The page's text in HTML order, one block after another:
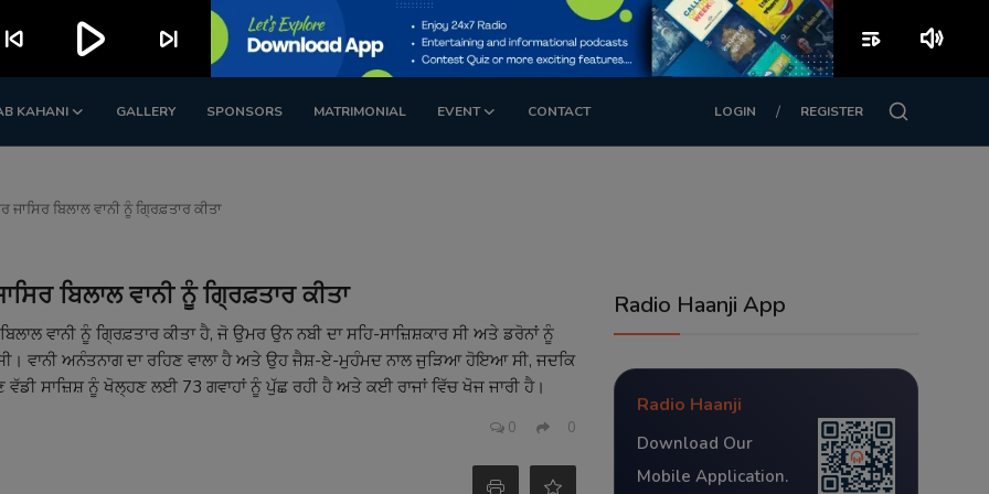
KAHANI GALLERY SPONSORS MATRIMONIAL EVENT CONTACT LOGIN / REGISTER
ਬਿਲਾਲ ਵਾਨੀ ਨੂੰ ਗ੍ਰਿਫ਼ਤਾਰ ਕੀਤਾ
ਬਿਲਾਲ ਵਾਨੀ ਨੂੰ ਗ੍ਰਿਫ਼ਤਾਰ ਕੀਤਾ
ਵਾਨੀ ਨੂੰ ਗ੍ਰਿਫ਼ਤਾਰ ਕੀਤਾ ਹੈ, ਜੋ ਉਮਰ ਉਨ ਨਬੀ ਦਾ ਸਹਿ-ਸਾਜ਼ਿਸ਼ਕਾਰ ਸੀ ਅਤੇ ਡਰੋਨਾਂ ਨੂੰ
ਵਾਨੀ ਅਨੰਤਨਾਗ ਦਾ ਰਹਿਣ ਵਾਲਾ ਹੈ ਅਤੇ ਉਹ ਜੈਸ਼-ਏ-ਮੁਹੰਮਦ ਨਾਲ ਜੁੜਿਆ ਹੋਇਆ ਸੀ, ਜਦਕਿ
ਸਾਜ਼ਿਸ਼ ਨੂੰ ਖੋਲ੍ਹਣ ਲਈ 73 ਗਵਾਹਾਂ ਨੂੰ ਪੁੱਛ ਰਹੀ ਹੈ ਅਤੇ ਕਈ ਰਾਜਾਂ ਵਿੱਚ ਖੋਜ ਜਾਰੀ ਹੈ।
0 0
Radio Haanji App
Radio Haanji
Download Our
Mobile Application.
skip_previous play_arrow skip_next playlist_play volume_up